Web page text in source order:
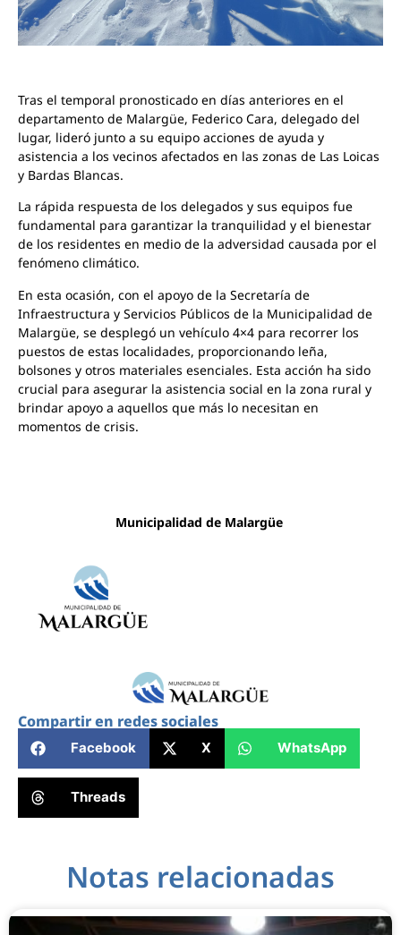
Tras el temporal pronosticado en días anteriores en el
departamento de Malargüe, Federico Cara, delegado del
lugar, lideró junto a su equipo acciones de ayuda y
asistencia a los vecinos afectados en las zonas de Las Loicas
y Bardas Blancas.
La rápida respuesta de los delegados y sus equipos fue
fundamental para garantizar la tranquilidad y el bienestar
de los residentes en medio de la adversidad causada por el
fenómeno climático.
En esta ocasión, con el apoyo de la Secretaría de
Infraestructura y Servicios Públicos de la Municipalidad de
Malargüe, se desplegó un vehículo 4×4 para recorrer los
puestos de estas localidades, proporcionando leña,
bolsones y otros materiales esenciales. Esta acción ha sido
crucial para asegurar la asistencia social en la zona rural y
brindar apoyo a aquellos que más lo necesitan en
momentos de crisis.
Municipalidad de Malargüe
Compartir en redes sociales
Facebook X WhatsApp
Threads
Notas relacionadas